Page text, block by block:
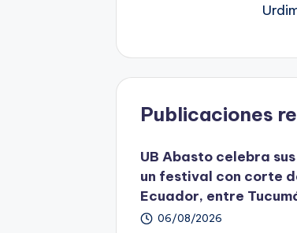
Publicaciones
UB Abasto celebra
un festival con corte
Ecuador, entre
06/08/2026